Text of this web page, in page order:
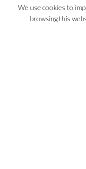
Πληροφορίες
Τρόποι Πληρωμής –
We use cookies to
browsing this